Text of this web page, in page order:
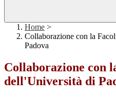
Home >
Collaborazione con la
Padova
Collaborazione con
dell'Università di